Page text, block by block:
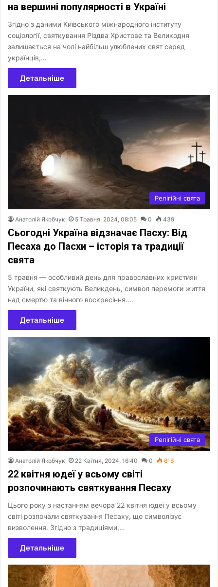
на вершині популярності в Україні
Згідно з даними Київського міжнародного інституту
соціології, святкування Різдва Христове та Великодня
залишається на чолі найбільш улюблених свят серед
українців,…
Детальніше
Релігійні свята
Анатолій Якобчук 5 Травня, 2024, 08:05 0 439
Сьогодні Україна відзначає Пасху: Від
Песаха до Пасхи – історія та традиції
свята
5 травня — особливий день для православних християн
України, які святкують Великдень, символ перемоги життя
над смертю та вічного воскресіння.…
Детальніше
Релігійні свята
Анатолій Якобчук 22 Квітня, 2024, 16:40 0 616
22 квітня юдеї у всьому світі
розпочинають святкування Песаху
Цього року з настанням вечора 22 квітня юдеї у всьому
світі розпочали святкування Песаху, що символізує
визволення. Згідно з традиціями,…
Детальніше